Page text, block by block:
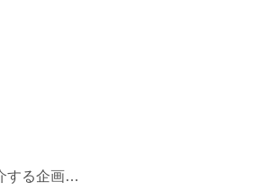
する企画…